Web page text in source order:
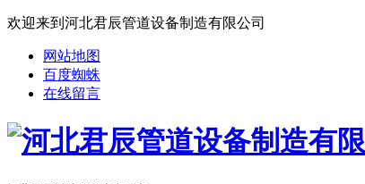
欢迎来到河北君辰管道设备制造有限公司
网站地图
百度蜘蛛
在线留言